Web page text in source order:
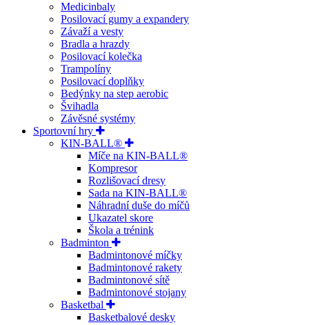
Medicinbaly
Posilovací gumy a expandery
Závaží a vesty
Bradla a hrazdy
Posilovací kolečka
Trampolíny
Posilovací doplňky
Bedýnky na step aerobic
Švihadla
Závěsné systémy
Sportovní hry
KIN-BALL®
Míče na KIN-BALL®
Kompresor
Rozlišovací dresy
Sada na KIN-BALL®
Náhradní duše do míčů
Ukazatel skore
Škola a trénink
Badminton
Badmintonové míčky
Badmintonové rakety
Badmintonové sítě
Badmintonové stojany
Basketbal
Basketbalové desky